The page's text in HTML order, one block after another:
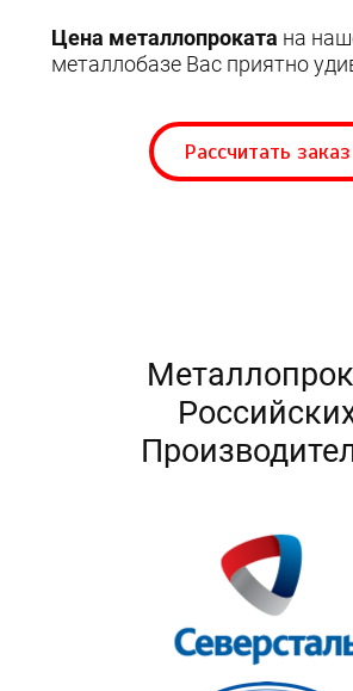
Цена металлопроката на
металлобазе Вас приятно
Рассчитать заказ